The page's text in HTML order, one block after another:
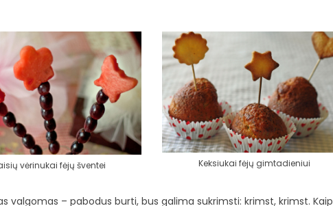
vėrinukai fėjų šventei Keksiukai fėjų gimtadieniui
valgomas – pabodus burti, bus galima sukrimsti: krimst, krimst. Kaip